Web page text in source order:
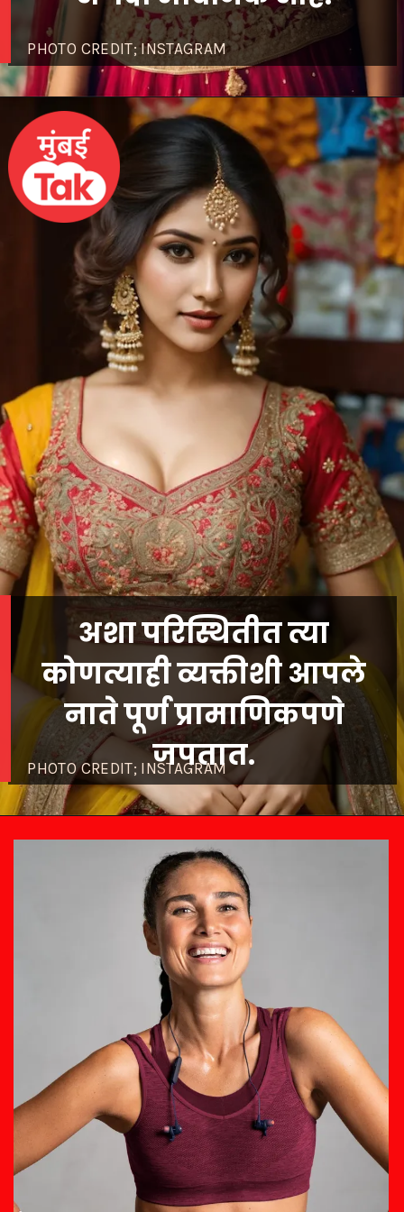
PHOTO CREDIT; INSTAGRAM
PHOTO CREDIT; INSTAGRAM
अशा परिस्थितीत त्या
कोणत्याही व्यक्तीशी आपले
नाते पूर्ण प्रामाणिकपणे
जपतात.